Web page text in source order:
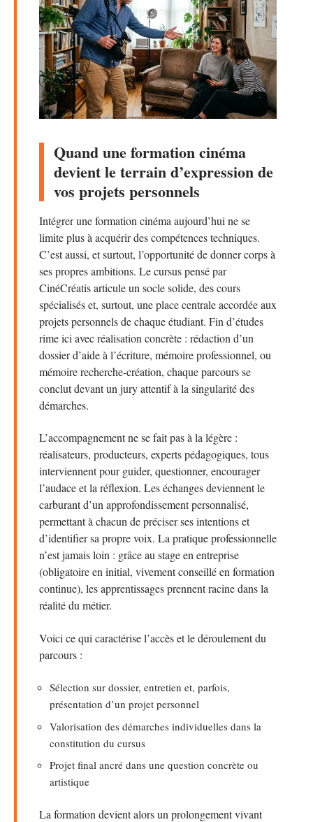
Quand une formation cinéma
devient le terrain d’expression de
vos projets personnels
Intégrer une formation cinéma aujourd’hui ne se
limite plus à acquérir des compétences techniques.
C’est aussi, et surtout, l’opportunité de donner corps à
ses propres ambitions. Le cursus pensé par
CinéCréatis articule un socle solide, des cours
spécialisés et, surtout, une place centrale accordée aux
projets personnels de chaque étudiant. Fin d’études
rime ici avec réalisation concrète : rédaction d’un
dossier d’aide à l’écriture, mémoire professionnel, ou
mémoire recherche-création, chaque parcours se
conclut devant un jury attentif à la singularité des
démarches.
L’accompagnement ne se fait pas à la légère :
réalisateurs, producteurs, experts pédagogiques, tous
interviennent pour guider, questionner, encourager
l’audace et la réflexion. Les échanges deviennent le
carburant d’un approfondissement personnalisé,
permettant à chacun de préciser ses intentions et
d’identifier sa propre voix. La pratique professionnelle
n’est jamais loin : grâce au stage en entreprise
(obligatoire en initial, vivement conseillé en formation
continue), les apprentissages prennent racine dans la
réalité du métier.
Voici ce qui caractérise l’accès et le déroulement du
parcours :
Sélection sur dossier, entretien et, parfois,
présentation d’un projet personnel
Valorisation des démarches individuelles dans la
constitution du cursus
Projet final ancré dans une question concrète ou
artistique
La formation devient alors un prolongement vivant